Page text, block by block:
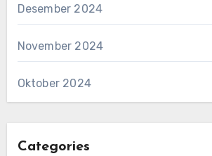
Desember 2024
November 2024
Oktober 2024
Categories